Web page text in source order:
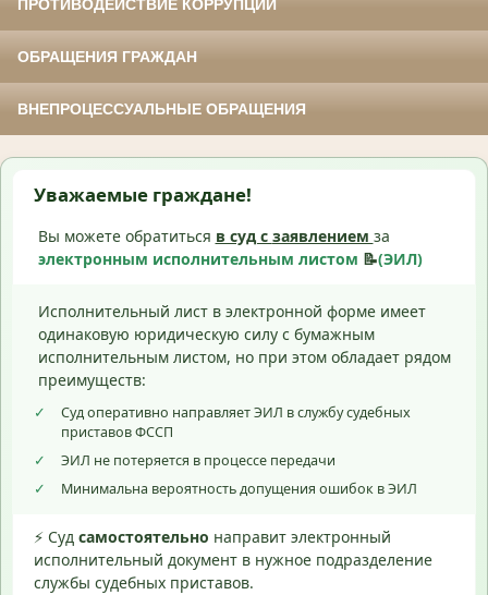
ПРОТИВОДЕЙСТВИЕ КОРРУПЦИИ
ОБРАЩЕНИЯ ГРАЖДАН
ВНЕПРОЦЕССУАЛЬНЫЕ ОБРАЩЕНИЯ
Уважаемые граждане!
Вы можете обратиться в суд с заявлением за
электронным исполнительным листом 📝(ЭИЛ)
Исполнительный лист в электронной форме имеет
одинаковую юридическую силу с бумажным
исполнительным листом, но при этом обладает рядом
преимуществ:
✓
Суд оперативно направляет ЭИЛ в службу судебных
приставов ФССП
✓
ЭИЛ не потеряется в процессе передачи
✓
Минимальна вероятность допущения ошибок в ЭИЛ
⚡ Суд самостоятельно направит электронный
исполнительный документ в нужное подразделение
службы судебных приставов.